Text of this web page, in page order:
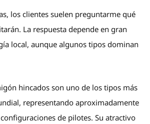
los clientes suelen preguntarme qué
La respuesta depende en gran
local, aunque algunos tipos dominan
hincados son uno de los tipos más
representando aproximadamente
de pilotes. Su atractivo